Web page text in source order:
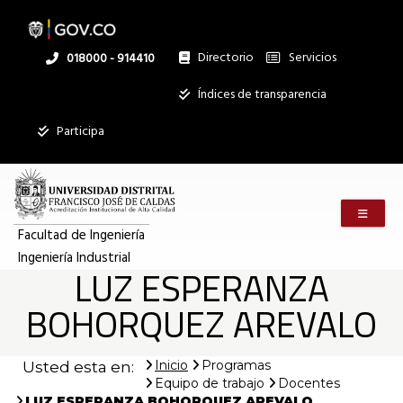
LUZ
ESPERANZA
BOHORQUEZ
AREVALO
Ingeniería
Industrial
contenido
Linea
018000 - 914410 Directorio
Institucional
Servicios
Índices de transparencia
Participa
Facultad de Ingeniería
Ingeniería Industrial
LUZ ESPERANZA
BOHORQUEZ AREVALO
registros
Buscar:
Servicios
Ningún dato
disponible en
Mostrando
Usted esta en: Inicio
Programas
Equipo de trabajo
Docentes